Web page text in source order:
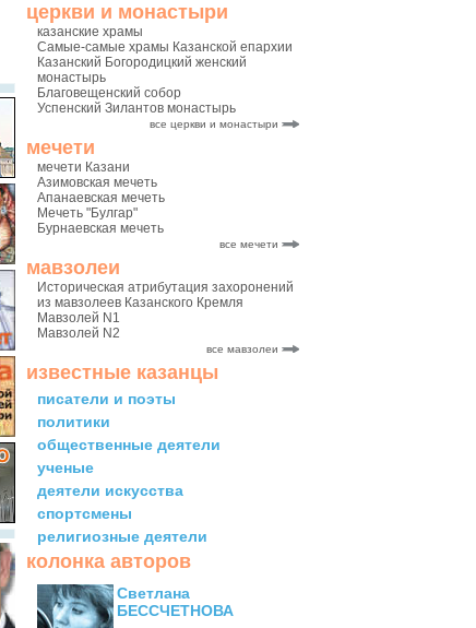
церкви и монастыри
казанские храмы
Самые-самые храмы Казанской епархии
Казанский Богородицкий женский
монастырь
Благовещенский собор
Успенский Зилантов монастырь
все церкви и монастыри
мечети
мечети Казани
Азимовская мечеть
Апанаевская мечеть
Мечеть "Булгар"
Бурнаевская мечеть
все мечети
мавзолеи
Историческая атрибутация захоронений
из мавзолеев Казанского Кремля
Мавзолей N1
Мавзолей N2
все мавзолеи
известные казанцы
писатели и поэты
политики
общественные деятели
ученые
деятели искусства
спортсмены
религиозные деятели
колонка авторов
Светлана
БЕССЧЕТНОВА